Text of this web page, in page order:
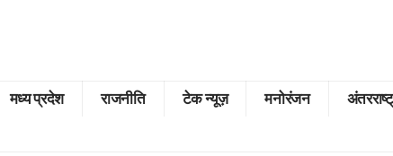
मध्य प्रदेश राजनीति टेक न्यूज़ मनोरंजन